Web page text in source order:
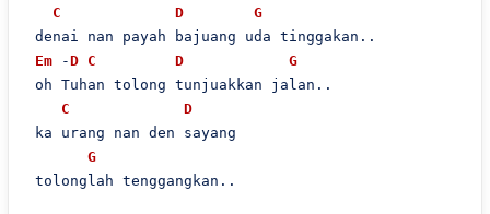
C
D
G
denai nan payah bajuang uda tinggakan..
Em -D C D
G
oh Tuhan tolong tunjuakkan jalan..
C
D
ka urang nan den sayang
G
tolonglah tenggangkan..